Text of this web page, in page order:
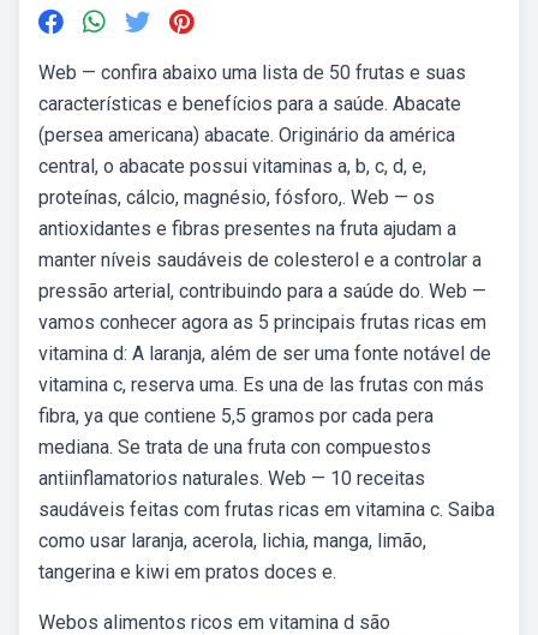
Web — confira abaixo uma lista de 50 frutas e suas
características e benefícios para a saúde. Abacate
(persea americana) abacate. Originário da américa
central, o abacate possui vitaminas a, b, c, d, e,
proteínas, cálcio, magnésio, fósforo,. Web — os
antioxidantes e fibras presentes na fruta ajudam a
manter níveis saudáveis de colesterol e a controlar a
pressão arterial, contribuindo para a saúde do. Web —
vamos conhecer agora as 5 principais frutas ricas em
vitamina d: A laranja, além de ser uma fonte notável de
vitamina c, reserva uma. Es una de las frutas con más
fibra, ya que contiene 5,5 gramos por cada pera
mediana. Se trata de una fruta con compuestos
antiinflamatorios naturales. Web — 10 receitas
saudáveis feitas com frutas ricas em vitamina c. Saiba
como usar laranja, acerola, lichia, manga, limão,
tangerina e kiwi em pratos doces e.
Webos alimentos ricos em vitamina d são